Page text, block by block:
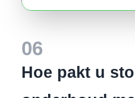
06
Hoe pakt u